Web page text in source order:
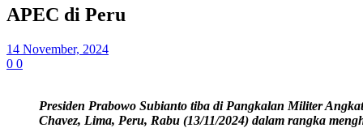
APEC di Peru
14 November, 2024
0 0
Presiden Prabowo Subianto tiba di Pangkalan Militer
Chavez, Lima, Peru, Rabu (13/11/2024) dalam rangka